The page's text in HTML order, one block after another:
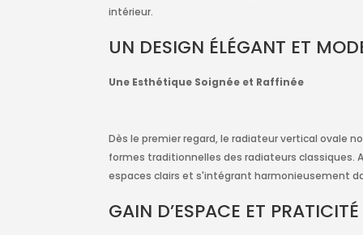
intérieur.
UN DESIGN ÉLÉGANT ET
Une Esthétique Soignée et Raffinée
Dès le premier regard, le radiateur vertical ovale
formes traditionnelles des radiateurs
espaces clairs et s'intégrant harmonieusement
GAIN D’ESPACE ET PRATICITÉ